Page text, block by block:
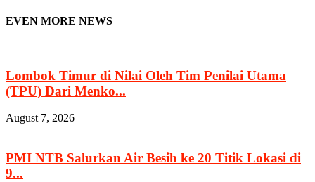
EVEN MORE NEWS
Lombok Timur di Nilai Oleh Tim Penilai Utama
(TPU) Dari Menko...
August 7, 2026
PMI NTB Salurkan Air Besih ke 20 Titik Lokasi di
9...